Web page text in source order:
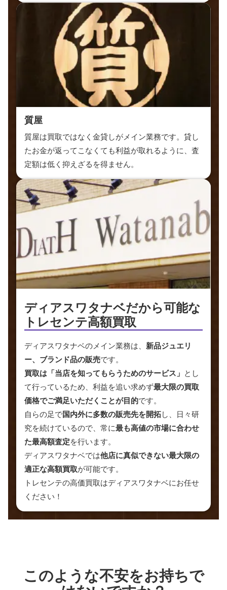
質屋
質屋は買取ではなく金貸しがメイン業務です。貸し
たお金が返ってこなくても利益が取れるように、査
定額は低く抑えざるを得ません。
ディアスワタナベだから可能な
トレセンテ高額買取
ディアスワタナベのメイン業務は、 新品ジュエリ
ー、ブランド品の販売です。
買取は「当店を知ってもらうためのサービス」 とし
て行っているため、利益を追い求めず最大限の買取
価格でご満足いただくことが目的です。
自らの足で国内外に多数の販売先を開拓し、日々研
究を続けているので、常に最も高値の市場に合わせ
た最高額査定を行います。
ディアスワタナベでは他店に真似できない最大限の
適正な高額買取が可能です。
トレセンテの高価買取はディアスワタナベにお任せ
ください！
このような不安をお持ちで